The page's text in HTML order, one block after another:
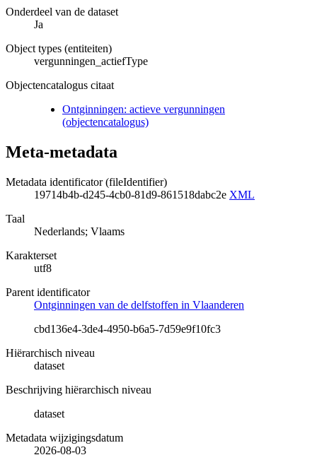
Onderdeel van de dataset
Ja
Object types (entiteiten)
vergunningen_actiefType
Objectencatalogus citaat
Ontginningen: actieve vergunningen
(objectencatalogus)
Meta-metadata
Metadata identificator (fileIdentifier)
19714b4b-d245-4cb0-81d9-861518dabc2e XML
Taal
Nederlands; Vlaams
Karakterset
utf8
Parent identificator
Ontginningen van de delfstoffen in Vlaanderen
cbd136e4-3de4-4950-b6a5-7d59e9f10fc3
Hiërarchisch niveau
dataset
Beschrijving hiërarchisch niveau
dataset
Metadata wijzigingsdatum
2026-08-03